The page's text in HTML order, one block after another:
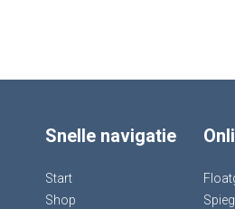
Snelle navigatie
Start
Shop